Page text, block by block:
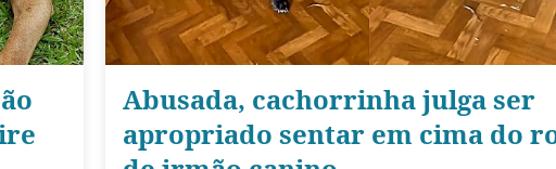
Abusada, cachorrinha julga ser
apropriado sentar em cima do